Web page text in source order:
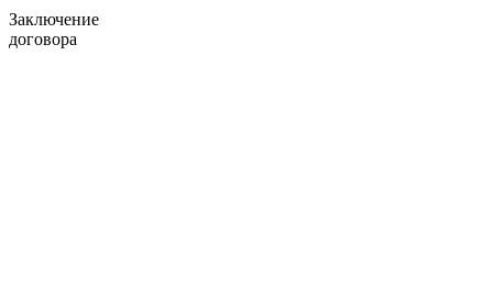
Заключение
договора